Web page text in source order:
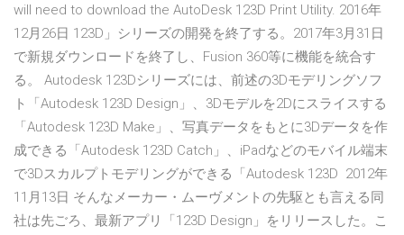
will need to download the AutoDesk 123D Print Utility. 2016年
12月26日 123D」シリーズの開発を終了する。2017年3月31日
で新規ダウンロードを終了し、Fusion 360等に機能を統合す
る。 Autodesk 123Dシリーズには、前述の3Dモデリングソフ
ト「Autodesk 123D Design」、3Dモデルを2Dにスライスする
「Autodesk 123D Make」、写真データをもとに3Dデータを作
成できる「Autodesk 123D Catch」、iPadなどのモバイル端末
で3Dスカルプトモデリングができる「Autodesk 123D 2012年
11月13日 そんなメーカー・ムーヴメントの先駆とも言える同
社は先ごろ、最新アプリ「123D Design」をリリースした。こ